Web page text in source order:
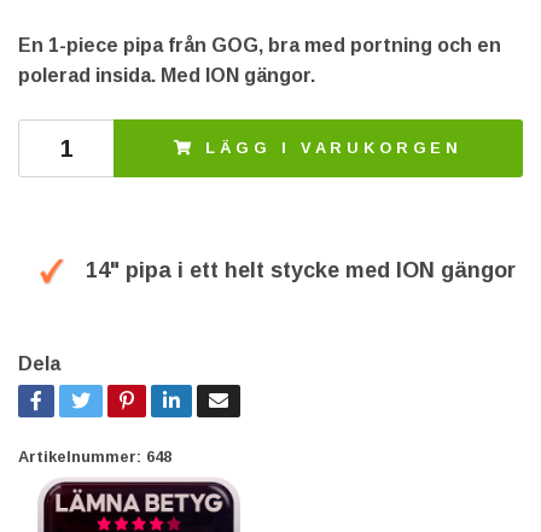
En 1-piece pipa från GOG, bra med portning och en
polerad insida. Med ION gängor.
LÄGG I VARUKORGEN
14" pipa i ett helt stycke med ION gängor
Dela
Artikelnummer: 648